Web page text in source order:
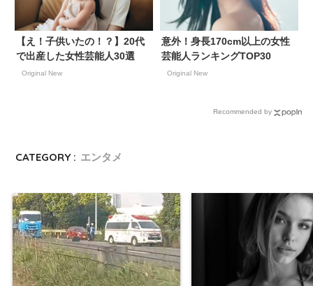
【え！子供いたの！？】20代
で出産した女性芸能人30選
Original New
意外！身長170cm以上の女性
芸能人ランキングTOP30
Original New
Recommended by
CATEGORY : エンタメ